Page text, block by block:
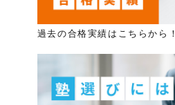
過去の合格実績はこちらから！